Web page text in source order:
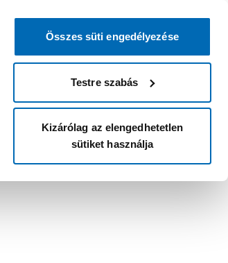
Összes süti engedélyezése
Testre szabás
Kizárólag az elengedhetetlen
sütiket használja